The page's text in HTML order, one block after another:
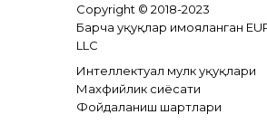
Интеллектуал мулк ҳуқуқлари
Махфийлик сиёсати
Фойдаланиш шартлари
Copyright © 2018-2023
Барча ҳуқуқлар ҳимояланган
LLC